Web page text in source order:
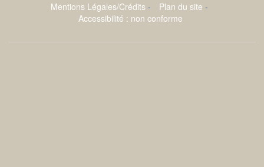
Mentions Légales/Crédits - Plan du site -
Accessibilité : non conforme